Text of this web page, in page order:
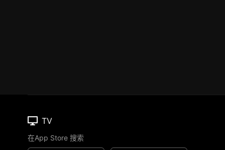
TV
在App Store 搜索